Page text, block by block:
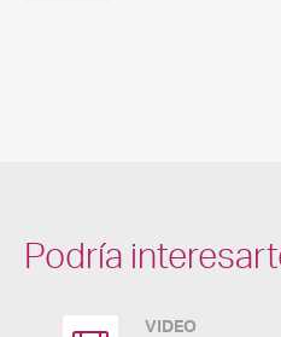
Podría
VIDEO